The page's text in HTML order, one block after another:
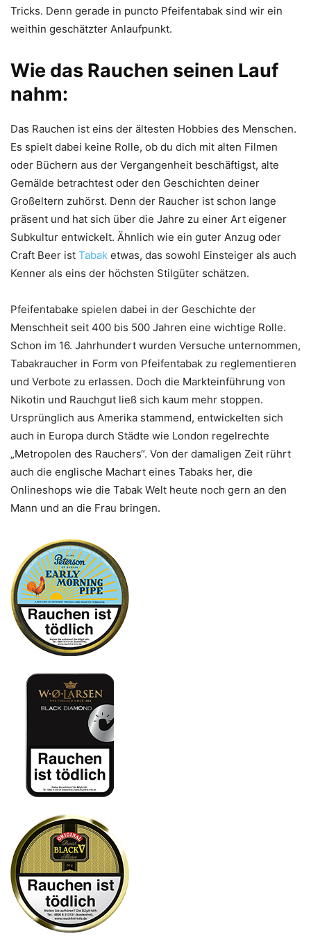
Tricks. Denn gerade in puncto Pfeifentabak sind wir ein
weithin geschätzter Anlaufpunkt.
Wie das Rauchen seinen Lauf
nahm:
Das Rauchen ist eins der ältesten Hobbies des Menschen.
Es spielt dabei keine Rolle, ob du dich mit alten Filmen
oder Büchern aus der Vergangenheit beschäftigst, alte
Gemälde betrachtest oder den Geschichten deiner
Großeltern zuhörst. Denn der Raucher ist schon lange
präsent und hat sich über die Jahre zu einer Art eigener
Subkultur entwickelt. Ähnlich wie ein guter Anzug oder
Craft Beer ist Tabak etwas, das sowohl Einsteiger als auch
Kenner als eins der höchsten Stilgüter schätzen.
Pfeifentabake spielen dabei in der Geschichte der
Menschheit seit 400 bis 500 Jahren eine wichtige Rolle.
Schon im 16. Jahrhundert wurden Versuche unternommen,
Tabakraucher in Form von Pfeifentabak zu reglementieren
und Verbote zu erlassen. Doch die Markteinführung von
Nikotin und Rauchgut ließ sich kaum mehr stoppen.
Ursprünglich aus Amerika stammend, entwickelten sich
auch in Europa durch Städte wie London regelrechte
„Metropolen des Rauchers“. Von der damaligen Zeit rührt
auch die englische Machart eines Tabaks her, die
Onlineshops wie die Tabak Welt heute noch gern an den
Mann und an die Frau bringen.